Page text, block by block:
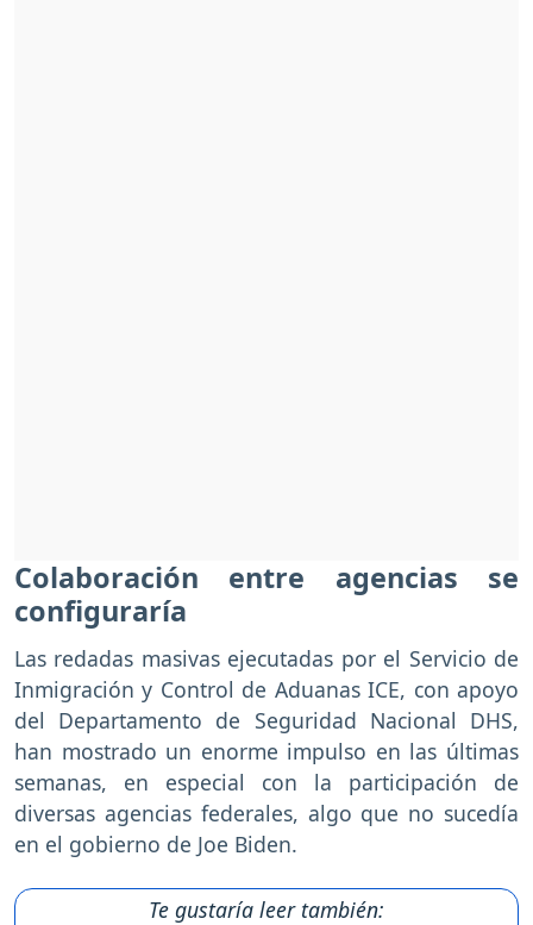
Colaboración entre agencias se
configuraría
Las redadas masivas ejecutadas por el Servicio de
Inmigración y Control de Aduanas ICE, con apoyo
del Departamento de Seguridad Nacional DHS,
han mostrado un enorme impulso en las últimas
semanas, en especial con la participación de
diversas agencias federales, algo que no sucedía
en el gobierno de Joe Biden.
Te gustaría leer también: